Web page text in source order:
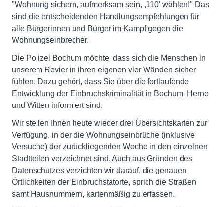
"Wohnung sichern, aufmerksam sein, ,110' wählen!" Das
sind die entscheidenden Handlungsempfehlungen für
alle Bürgerinnen und Bürger im Kampf gegen die
Wohnungseinbrecher.
Die Polizei Bochum möchte, dass sich die Menschen in
unserem Revier in ihren eigenen vier Wänden sicher
fühlen. Dazu gehört, dass Sie über die fortlaufende
Entwicklung der Einbruchskriminalität in Bochum, Herne
und Witten informiert sind.
Wir stellen Ihnen heute wieder drei Übersichtskarten zur
Verfügung, in der die Wohnungseinbrüche (inklusive
Versuche) der zurückliegenden Woche in den einzelnen
Stadtteilen verzeichnet sind. Auch aus Gründen des
Datenschutzes verzichten wir darauf, die genauen
Örtlichkeiten der Einbruchstatorte, sprich die Straßen
samt Hausnummern, kartenmäßig zu erfassen.